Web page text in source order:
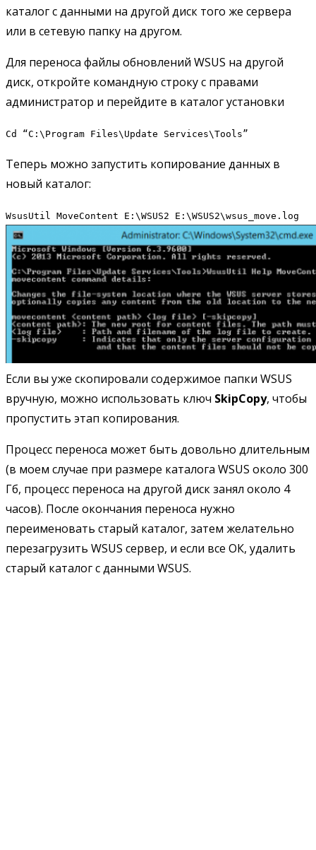
каталог с данными на другой диск того же сервера
или в сетевую папку на другом.
Для переноса файлы обновлений WSUS на другой
диск, откройте командную строку с правами
администратор и перейдите в каталог установки
Cd “C:\Program Files\Update Services\Tools”
Теперь можно запустить копирование данных в
новый каталог:
WsusUtil MoveContent E:\WSUS2 E:\WSUS2\wsus_move.log
Если вы уже скопировали содержимое папки WSUS
вручную, можно использовать ключ SkipCopy, чтобы
пропустить этап копирования.
Процесс переноса может быть довольно длительным
(в моем случае при размере каталога WSUS около 300
Гб, процесс переноса на другой диск занял около 4
часов). После окончания переноса нужно
переименовать старый каталог, затем желательно
перезагрузить WSUS сервер, и если все ОК, удалить
старый каталог с данными WSUS.